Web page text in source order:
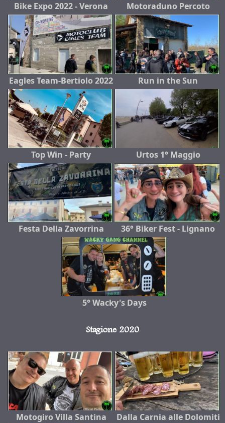
Bike Expo 2022 - Verona Motoraduno Percoto
Eagles Team-Bertiolo 2022 Run in the Sun
Top Win - Party Urtos 1° Maggio
Festa Della Zavorrina 36° Biker Fest - Lignano
5° Wacky's Days
Stagione 2020
Motogiro Villa Santina Dalla Carnia alle Dolomiti